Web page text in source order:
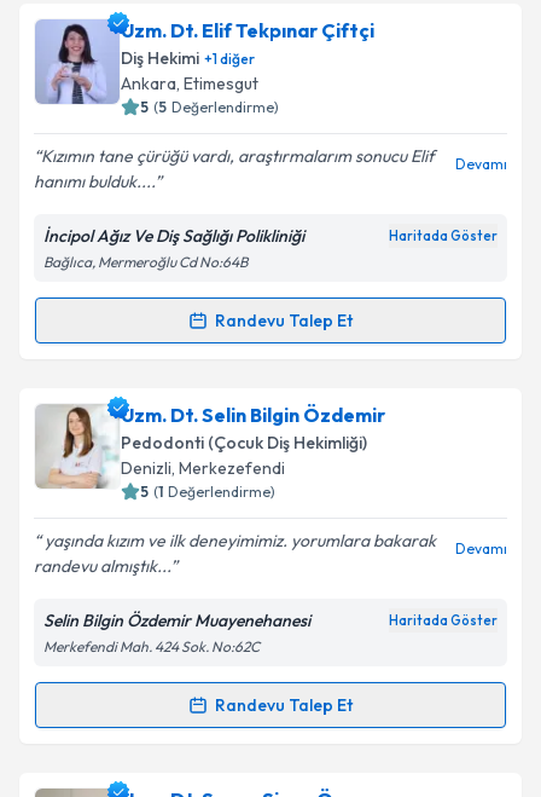
Dr. Öğr. Üyesi Dt. Ece Öztoprakiçin randevu
takvimi talebi oluşturun. Size bu uzmandan randevu
almanız için bir takvim hazırlandığında e-posta ile
bilgilendireceğiz.
E-posta Adresiniz
Kişisel verilerimin işlenmesine ilişkin
Metni'ni okudum ve kişisel verilerimin belirtilen
kapsamda işlenmesini kabul ediyorum.
Uzm. Dt. Elif Tekpınar Çiftçi
Diş Hekimi +1diğer
Ankara, Etimesgut
5 (5 Değerlendirme)
Kızımın tane çürüğü vardı, araştırmalarım sonucu Elif
hanımı bulduk....
Devamı
İncipol Ağız Ve Diş Sağlığı Polikliniği Haritada Göster
Bağlıca, Mermeroğlu Cd No:64B
Randevu Talep Et
Randevu Takvimi Talebi
Uzm. Dt. Elif Tekpınar Çiftçiiçin randevu takvimi
talebi oluşturun. Size bu uzmandan randevu almanız
için bir takvim hazırlandığında e-posta ile
bilgilendireceğiz.
E-posta Adresiniz
Kişisel verilerimin işlenmesine ilişkin
Metni'ni okudum ve kişisel verilerimin belirtilen
kapsamda işlenmesini kabul ediyorum.
Uzm. Dt. Selin Bilgin Özdemir
Pedodonti (Çocuk Diş Hekimliği)
Denizli, Merkezefendi
5 (1 Değerlendirme)
yaşında kızım ve ilk deneyimimiz. yorumlara bakarak
randevu almıştık...
Devamı
Selin Bilgin Özdemir Muayenehanesi Haritada Göster
Merkefendi Mah. 424 Sok. No:62C
Randevu Talep Et
Randevu Takvimi Talebi